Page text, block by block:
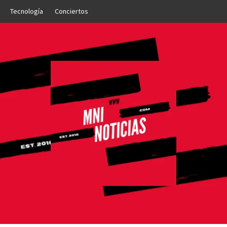
Tecnología Conciertos